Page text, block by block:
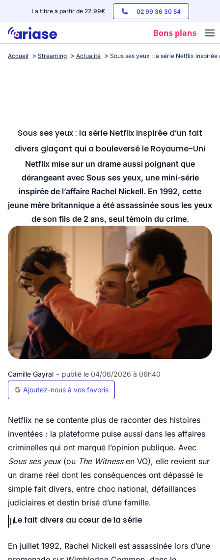
La fibre à partir de 22,99€ 02 99 36 30 54
Bons plans
Box internet
Accueil Streaming Actualité Sous ses yeux : la série Netflix
Sous ses yeux : la série Netflix inspirée d’un fait
divers glaçant qui a bouleversé le Royaume-Uni
Netflix mise sur un drame aussi poignant que
dérangeant avec Sous ses yeux, une mini-série
inspirée de l’affaire Rachel Nickell. En 1992, cette
jeune mère britannique a été assassinée sous les yeux
de son fils de 2 ans, seul témoin du crime.
Camille Gayral - publié le 04/06/2026 à 06h40
Ajoutez-nous à vos favoris
Netflix ne se contente plus de raconter des histoires
inventées : la plateforme puise aussi dans les affaires
criminelles qui ont marqué l’opinion publique. Avec
Sous ses yeux (ou The Witness en VO), elle revient sur
un drame réel dont les conséquences ont dépassé le
simple fait divers, entre choc national, défaillances
judiciaires et destin brisé d’une famille.
Le fait divers au cœur de la série
En juillet 1992, Rachel Nickell est assassinée lors d’une